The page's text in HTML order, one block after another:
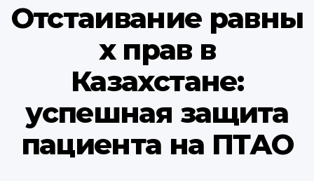
Отстаивание равны
х прав в
Казахстане:
успешная защита
пациента на ПТАО